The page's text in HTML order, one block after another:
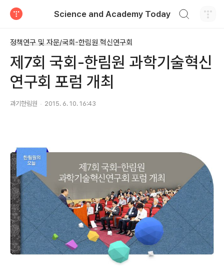
Science and Academy Today
정책연구 및 자문/국회-한림원 혁신연구회
제7회 국회-한림원 과학기술혁신
연구회 포럼 개최
과기한림원 2015. 6. 10. 16:43